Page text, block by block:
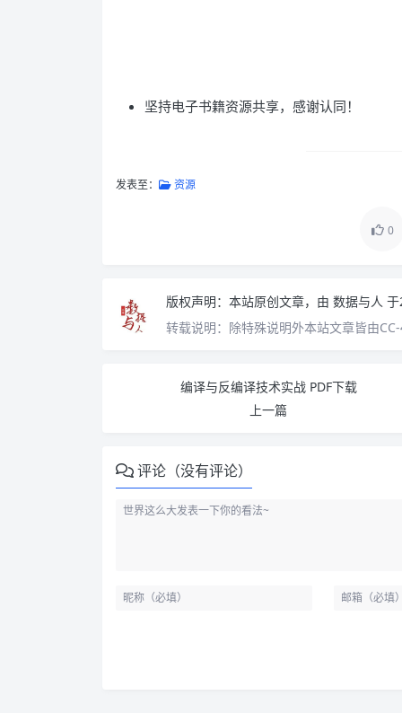
坚持电子书籍资源共享，感谢认同！
发表至： 资源
0
版权声明： 本站原创文章，由 数据与人
转载说明： 除特殊说明外本站文章皆由
编译与反编译技术实战 PDF下载
上一篇
评论（没有评论）